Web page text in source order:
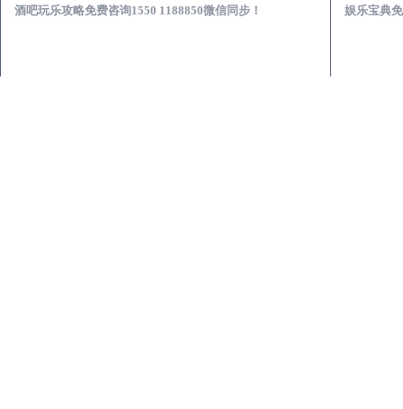
酒吧玩乐攻略免费咨询1550 1188850微信同步！
娱乐宝典